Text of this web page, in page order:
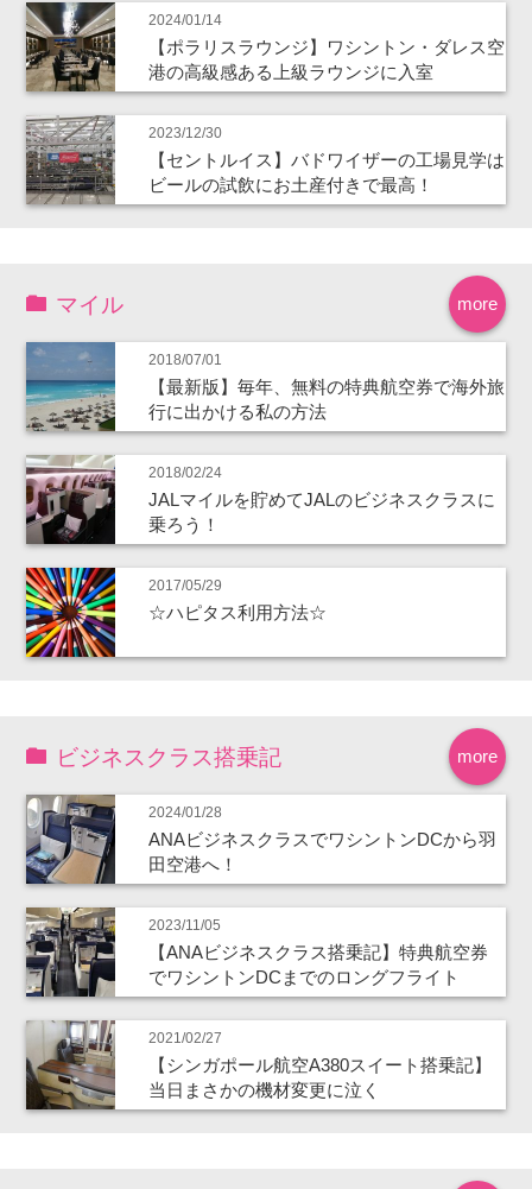
2024/01/14
【ポラリスラウンジ】ワシントン・ダレス空
港の高級感ある上級ラウンジに入室
2023/12/30
【セントルイス】バドワイザーの工場見学は
ビールの試飲にお土産付きで最高！
more
マイル
2018/07/01
【最新版】毎年、無料の特典航空券で海外旅
行に出かける私の方法
2018/02/24
JALマイルを貯めてJALのビジネスクラスに
乗ろう！
2017/05/29
☆ハピタス利用方法☆
more
ビジネスクラス搭乗記
2024/01/28
ANAビジネスクラスでワシントンDCから羽
田空港へ！
2023/11/05
【ANAビジネスクラス搭乗記】特典航空券
でワシントンDCまでのロングフライト
2021/02/27
【シンガポール航空A380スイート搭乗記】
当日まさかの機材変更に泣く